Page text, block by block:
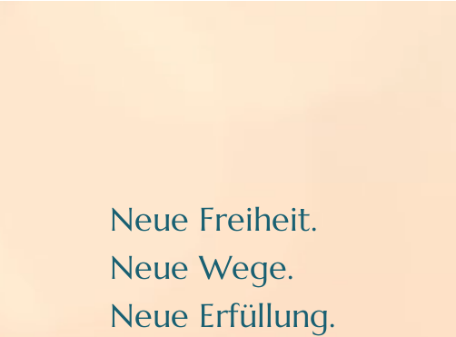
Neue Freiheit.
Neue Wege.
Neue Erfüllung.​​​